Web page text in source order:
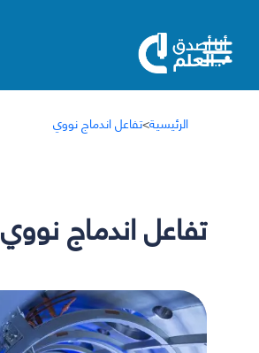
الرئيسية>تفاعل اندماج نووي
تفاعل اندماج نووي